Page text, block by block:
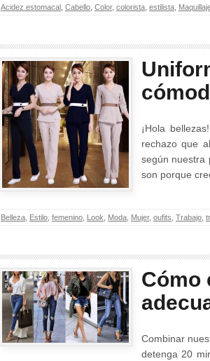
Acidez estomacal Cabello Color, colorista estilista
¡Hola
rechazo que
según nuestra
son porque
Belleza Estilo femenino Look Moda Mujer, oufits Trabajo
Cómo
Combinar
detenga 20